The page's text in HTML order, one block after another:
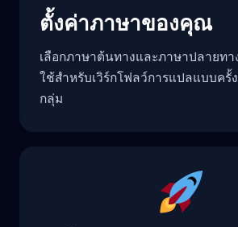
ตั้งค่าภาษาของคุณ
เลือกภาษาต้นทางและภาษาปลายท
ใช้สำหรับเวิร์กโฟลว์การแปลแบบครั้
กลุ่ม